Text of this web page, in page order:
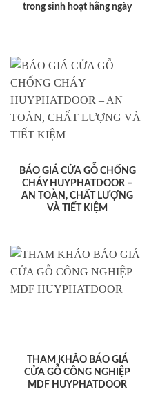
trong sinh hoạt hằng ngày
BÁO GIÁ CỬA GỖ CHỐNG
CHÁY HUYPHATDOOR –
AN TOÀN, CHẤT LƯỢNG
VÀ TIẾT KIỆM
THAM KHẢO BÁO GIÁ
CỬA GỖ CÔNG NGHIỆP
MDF HUYPHATDOOR